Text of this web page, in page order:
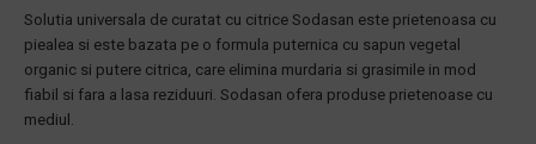
Solutia universala de curatat cu citrice Sodasan este prietenoasa cu
piealea si este bazata pe o formula puternica cu sapun vegetal
organic si putere citrica, care elimina murdaria si grasimile in mod
fiabil si fara a lasa reziduuri. Sodasan ofera produse prietenoase cu
mediul.